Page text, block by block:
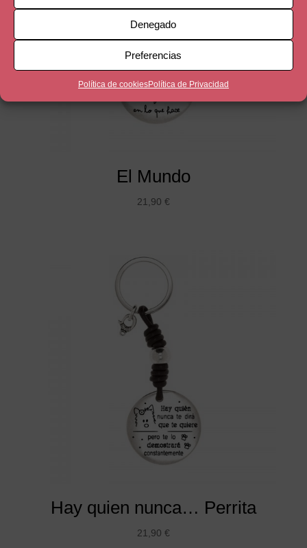
Denegado
Preferencias
Política de cookiesPolítica de Privacidad
El Mundo
21,90 €
Hay quien nunca… Perrita
21,90 €